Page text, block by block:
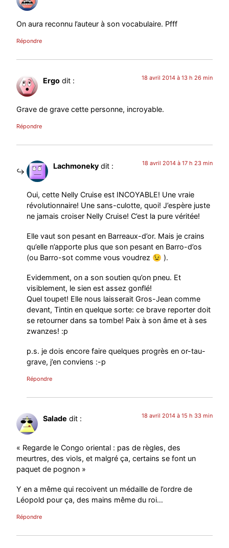
On aura reconnu l’auteur à son vocabulaire. Pfff
Répondre
Ergo dit : 18 avril 2014 à 13 h 26 min
Grave de grave cette personne, incroyable.
Répondre
Lachmoneky dit : 18 avril 2014 à 17 h 23 min
Oui, cette Nelly Cruise est INCOYABLE! Une vraie
révolutionnaire! Une sans-culotte, quoi! J’espère juste
ne jamais croiser Nelly Cruise! C’est la pure véritée!
Elle vaut son pesant en Barreaux-d’or. Mais je crains
qu’elle n’apporte plus que son pesant en Barro-d’os
(ou Barro-sot comme vous voudrez 😉 ).
Evidemment, on a son soutien qu’on pneu. Et
visiblement, le sien est assez gonflé!
Quel toupet! Elle nous laisserait Gros-Jean comme
devant, Tintin en quelque sorte: ce brave reporter doit
se retourner dans sa tombe! Paix à son âme et à ses
zwanzes! :p
p.s. je dois encore faire quelques progrès en or-tau-
grave, j’en conviens :-p
Répondre
Salade dit : 18 avril 2014 à 15 h 33 min
« Regarde le Congo oriental : pas de règles, des
meurtres, des viols, et malgré ça, certains se font un
paquet de pognon »
Y en a même qui recoivent un médaille de l’ordre de
Léopold pour ça, des mains même du roi…
Répondre